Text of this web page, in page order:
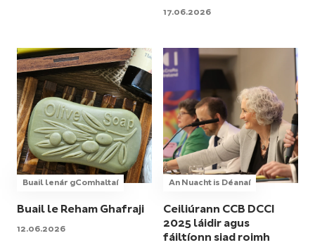
17.06.2026
Buail lenár gComhaltaí
Buail le Reham Ghafraji
12.06.2026
An Nuacht is Déanaí
Ceiliúrann CCB DCCI
2025 láidir agus
fáiltíonn siad roimh